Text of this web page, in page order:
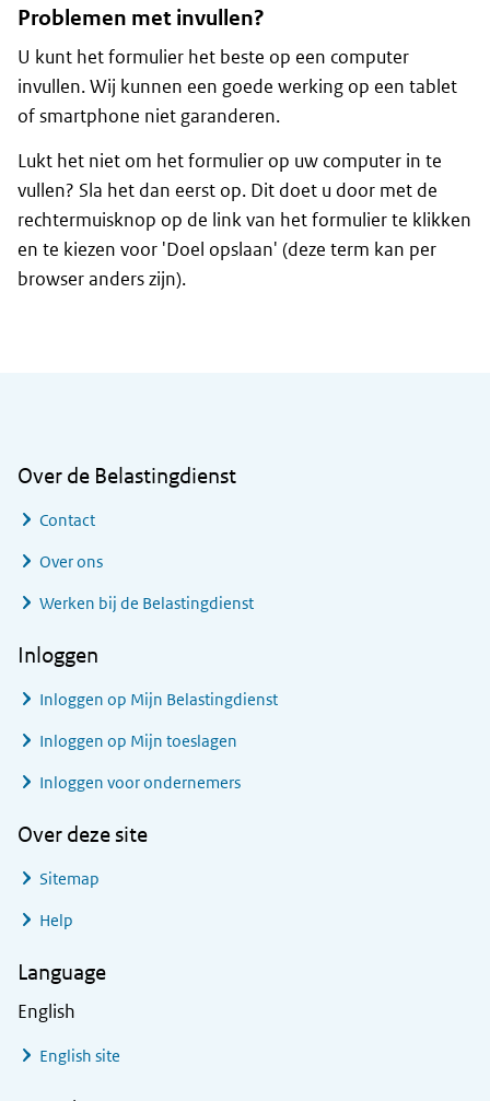
Problemen met invullen?
U kunt het formulier het beste op een computer
invullen. Wij kunnen een goede werking op een tablet
of smartphone niet garanderen.
Lukt het niet om het formulier op uw computer in te
vullen? Sla het dan eerst op. Dit doet u door met de
rechtermuisknop op de link van het formulier te klikken
en te kiezen voor 'Doel opslaan' (deze term kan per
browser anders zijn).
Over de Belastingdienst
Contact
Over ons
Werken bij de Belastingdienst
Inloggen
Inloggen op Mijn Belastingdienst
Inloggen op Mijn toeslagen
Inloggen voor ondernemers
Over deze site
Sitemap
Help
Language
English
English site